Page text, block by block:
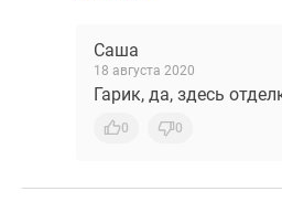
Саша
18 августа 2020
Гарик, да, здесь
0 0